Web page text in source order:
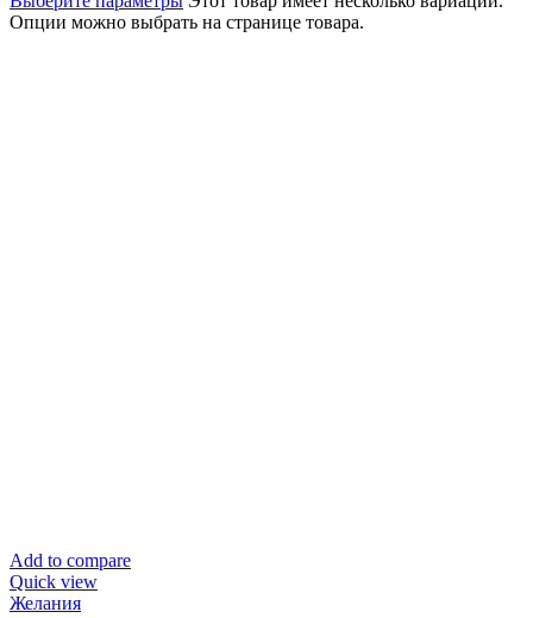
Опции можно выбрать на странице товара.
Add to compare
Quick view
Желания